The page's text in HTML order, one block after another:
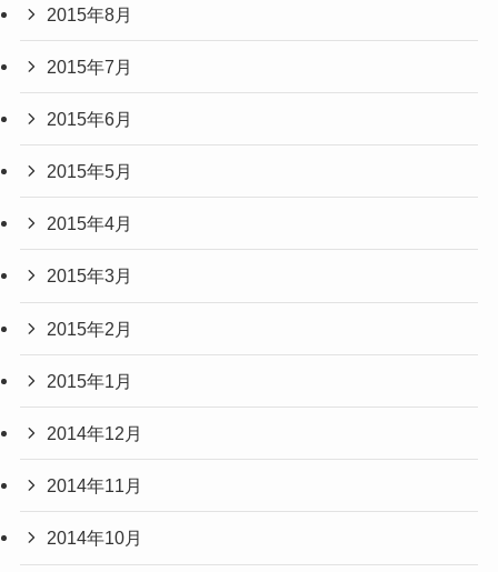
2015年8月
2015年7月
2015年6月
2015年5月
2015年4月
2015年3月
2015年2月
2015年1月
2014年12月
2014年11月
2014年10月